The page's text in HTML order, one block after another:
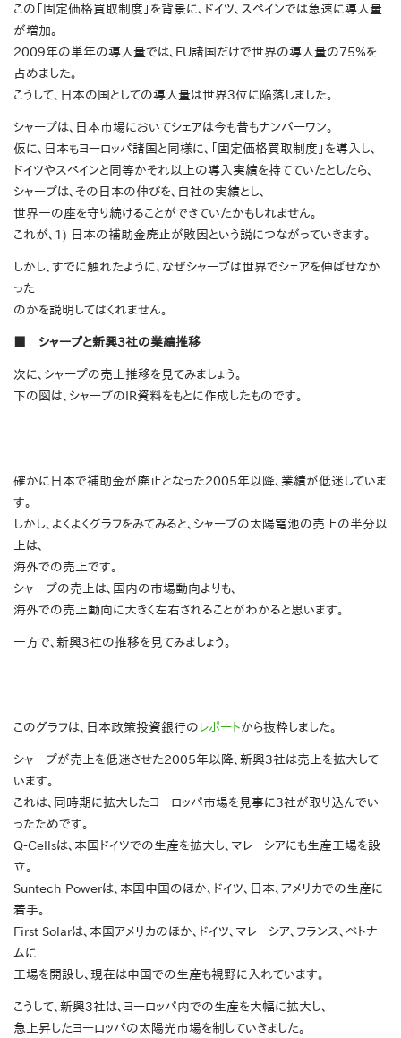
この「固定価格買取制度」を背景に、ドイツ、スペインでは急速に導入量
が増加。
2009年の単年の導入量では、EU諸国だけで世界の導入量の75%を
占めました。
こうして、日本の国としての導入量は世界3位に陥落しました。
シャープは、日本市場においてシェアは今も昔もナンバーワン。
仮に、日本もヨーロッパ諸国と同様に、「固定価格買取制度」を導入し、
ドイツやスペインと同等かそれ以上の導入実績を持てていたとしたら、
シャープは、その日本の伸びを、自社の実績とし、
世界一の座を守り続けることができていたかもしれません。
これが、1) 日本の補助金廃止が敗因という説につながっていきます。
しかし、すでに触れたように、なぜシャープは世界でシェアを伸ばせなか
った
のかを説明してはくれません。
■ シャープと新興3社の業績推移
次に、シャープの売上推移を見てみましょう。
下の図は、シャープのIR資料をもとに作成したものです。
確かに日本で補助金が廃止となった2005年以降、業績が低迷していま
す。
しかし、よくよくグラフをみてみると、シャープの太陽電池の売上の半分以
上は、
海外での売上です。
シャープの売上は、国内の市場動向よりも、
海外での売上動向に大きく左右されることがわかると思います。
一方で、新興3社の推移を見てみましょう。
このグラフは、日本政策投資銀行の レポートから抜粋しました。
シャープが売上を低迷させた2005年以降、新興3社は売上を拡大して
います。
これは、同時期に拡大したヨーロッパ市場を見事に3社が取り込んでい
ったためです。
Q-Cellsは、本国ドイツでの生産を拡大し、マレーシアにも生産工場を設
立。
Suntech Powerは、本国中国のほか、ドイツ、日本、アメリカでの生産に
着手。
First Solarは、本国アメリカのほか、ドイツ、マレーシア、フランス、ベトナ
ムに
工場を開設し、現在は中国での生産も視野に入れています。
こうして、新興3社は、ヨーロッパ内での生産を大幅に拡大し、
急上昇したヨーロッパの太陽光市場を制していきました。